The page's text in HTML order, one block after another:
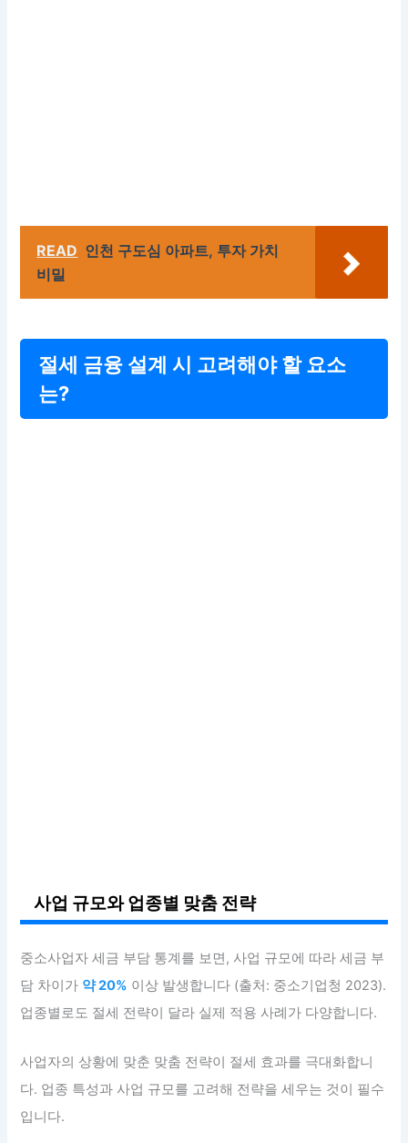
READ 인천 구도심 아파트, 투자 가치
비밀
절세 금융 설계 시 고려해야 할 요소
는?
사업 규모와 업종별 맞춤 전략
중소사업자 세금 부담 통계를 보면, 사업 규모에 따라 세금 부
담 차이가 약 20% 이상 발생합니다 (출처: 중소기업청 2023).
업종별로도 절세 전략이 달라 실제 적용 사례가 다양합니다.
사업자의 상황에 맞춘 맞춤 전략이 절세 효과를 극대화합니
다. 업종 특성과 사업 규모를 고려해 전략을 세우는 것이 필수
입니다.